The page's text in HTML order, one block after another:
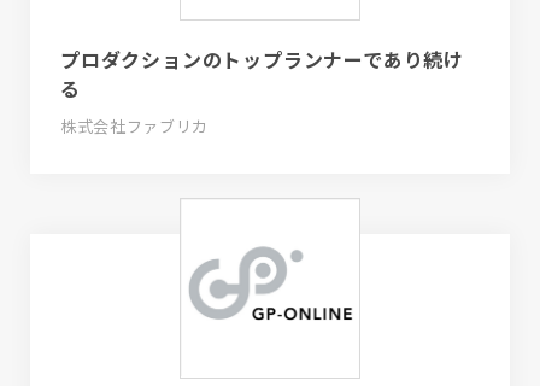
プロダクションのトップランナーであり続け
る
株式会社ファブリカ